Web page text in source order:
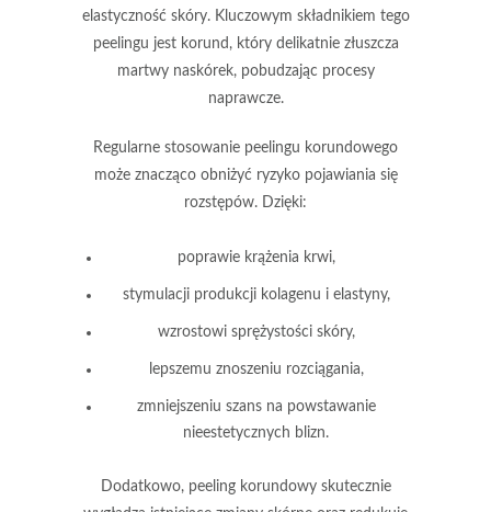
elastyczność skóry. Kluczowym składnikiem tego
peelingu jest korund , który delikatnie złuszcza
martwy naskórek, pobudzając procesy
naprawcze.
Regularne stosowanie peelingu korundowego
może znacząco obniżyć ryzyko pojawiania się
rozstępów. Dzięki:
poprawie krążenia krwi,
stymulacji produkcji kolagenu i elastyny,
wzrostowi sprężystości skóry,
lepszemu znoszeniu rozciągania,
zmniejszeniu szans na powstawanie
nieestetycznych blizn.
Dodatkowo, peeling korundowy skutecznie